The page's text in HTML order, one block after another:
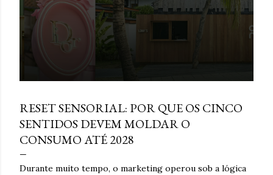
e
n
RESET SENSORIAL: POR QUE OS CINCO
SENTIDOS DEVEM MOLDAR O
CONSUMO ATÉ 2028
Durante muito tempo, o marketing operou sob a lógica